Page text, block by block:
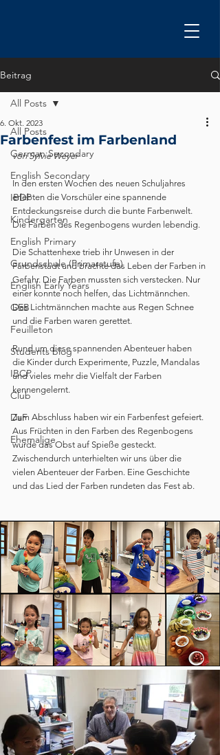
Beitrag
All Posts
German Secondary
English Secondary
IBDP
Kindergarten
English Primary
Grundschule (Primarstufe)
English Early Years
GEB
Feuilleton
Students blog
IBCP
Club
DaF
Ehemalige
All Posts
Farbenfest im Farbenland
6. Okt. 2023
von Sylvie Weyer
In den ersten Wochen des neuen Schuljahres
erlebten die Vorschüler eine spannende
Entdeckungsreise durch die bunte Farbenwelt.
Die Farben des Regenbogens wurden lebendig.
Die Schattenhexe trieb ihr Unwesen in der
Farbenstadt und brachte das Leben der Farben in
Gefahr. Die Farben mussten sich verstecken. Nur
einer konnte noch helfen, das Lichtmännchen.
Das Lichtmännchen machte aus Regen Schnee
und die Farben waren gerettet.
Rund um diese spannenden Abenteuer haben
die Kinder durch Experimente, Puzzle, Mandalas
und vieles mehr die Vielfalt der Farben
kennengelernt.
Zum Abschluss haben wir ein Farbenfest gefeiert.
Aus Früchten in den Farben des Regenbogens
wurde das Obst auf Spieße gesteckt.
Zwischendurch unterhielten wir uns über die
vielen Abenteuer der Farben. Eine Geschichte
und das Lied der Farben rundeten das Fest ab.